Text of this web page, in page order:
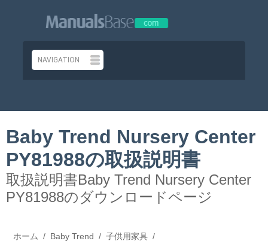
Baby Trend Nursery Center
PY81988の取扱説明書
取扱説明書Baby Trend Nursery Center
PY81988のダウンロードページ
ホーム Baby Trend
子供用家具